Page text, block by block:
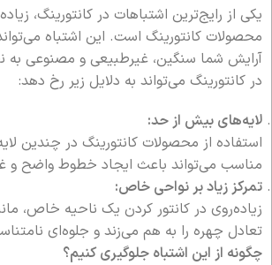
یکی از رایج‌ترین اشتباهات در کانتورینگ،
محصولات کانتورینگ است. این اشتباه
آرایش شما سنگین، غیرطبیعی و مصنوعی به
در کانتورینگ می‌تواند به دلایل زیر رخ دهد:
لایه‌های بیش از حد:
استفاده از محصولات کانتورینگ در چندین
مناسب می‌تواند باعث ایجاد خطوط واضح و
تمرکز زیاد بر نواحی خاص:
زیاده‌روی در کانتور کردن یک ناحیه خاص،
تعادل چهره را به هم می‌زند و جلوه‌ای
چگونه از این اشتباه جلوگیری کنیم؟